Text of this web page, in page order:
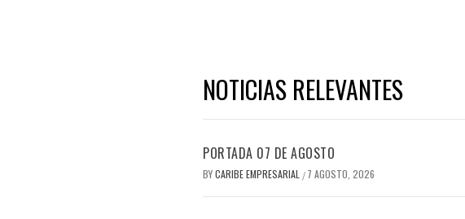
NOTICIAS RELEVANTES
PORTADA 07 DE AGOSTO
BYCARIBE EMPRESARIAL / 7 AGOSTO, 2026